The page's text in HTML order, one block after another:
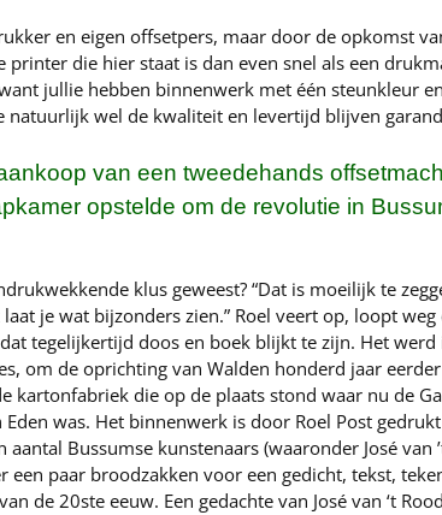
en eigen offsetpers, maar door de opkomst
printer die hier staat is dan even snel als een
jullie hebben binnenwerk met één steunkleur
natuurlijk wel de kwaliteit en levertijd blijven
van een tweedehands
opstelde om de revolutie in
klus geweest? “Dat is moeilijk te
je wat bijzonders zien.” Roel veert op, loopt
tegelijkertijd doos en boek blijkt te zijn. Het
om de oprichting van Walden honderd jaar
kartonfabriek die op de plaats stond waar nu de
was. Het binnenwerk is door Roel Post
aantal Bussumse kunstenaars (waaronder José van
een paar broodzakken voor een gedicht, tekst,
de 20ste eeuw. Een gedachte van José van ‘t